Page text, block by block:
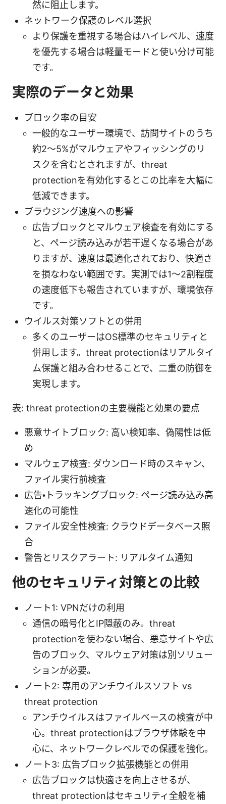
然に阻止します。
ネットワーク保護のレベル選択
より保護を重視する場合はハイレベル、速度
を優先する場合は軽量モードと使い分け可能
です。
実際のデータと効果
ブロック率の目安
一般的なユーザー環境で、訪問サイトのうち
約2〜5%がマルウェアやフィッシングのリ
スクを含むとされますが、threat
protectionを有効化するとこの比率を大幅に
低減できます。
ブラウジング速度への影響
広告ブロックとマルウェア検査を有効にする
と、ページ読み込みが若干遅くなる場合があ
りますが、速度は最適化されており、快適さ
を損なわない範囲です。実測では1〜2割程度
の速度低下も報告されていますが、環境依存
です。
ウイルス対策ソフトとの併用
多くのユーザーはOS標準のセキュリティと
併用します。threat protectionはリアルタイ
ム保護と組み合わせることで、二重の防御を
実現します。
表: threat protectionの主要機能と効果の要点
悪意サイトブロック: 高い検知率、偽陽性は低
め
マルウェア検査: ダウンロード時のスキャン、
ファイル実行前検査
広告・トラッキングブロック: ページ読み込み高
速化の可能性
ファイル安全性検査: クラウドデータベース照
合
警告とリスクアラート: リアルタイム通知
他のセキュリティ対策との比較
ノート1: VPNだけの利用
通信の暗号化とIP隠蔽のみ。threat
protectionを使わない場合、悪意サイトや広
告のブロック、マルウェア対策は別ソリュー
ションが必要。
ノート2: 専用のアンチウイルスソフト vs
threat protection
アンチウイルスはファイルベースの検査が中
心。threat protectionはブラウザ体験を中
心に、ネットワークレベルでの保護を強化。
ノート3: 広告ブロック拡張機能との併用
広告ブロックは快適さを向上させるが、
threat protectionはセキュリティ全般を補